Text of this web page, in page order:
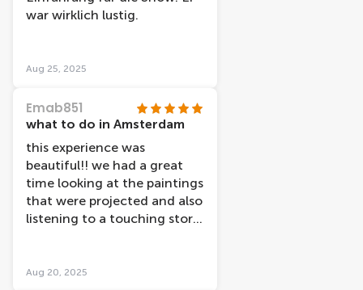
illumination! Thank you Julie
experience
Gustavo hat uns den Ablauf
erklärt – so sympathisch,
hat. Man merkt, dass er mit
Insgesamt ein
unvergessliches Erlebnis, was
wir jedem empfehlen
können!
war wirklich lustig.
Aug 25, 2025
Emab851
what to do in Amsterdam
this experience was
beautiful!! we had a great
time looking at the paintings
that were projected and also
listening to a touching story
also very understanding
Aug 20, 2025